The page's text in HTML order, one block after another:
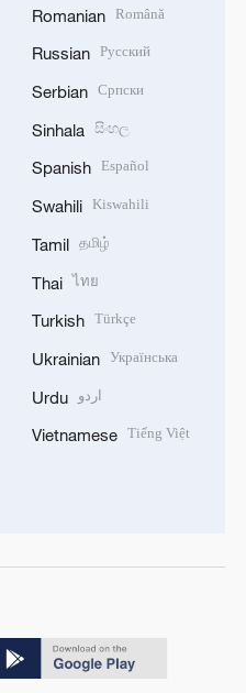
Romanian Română
Russian Русский
Serbian Српски
Sinhala සිංහල
Spanish Español
Swahili Kiswahili
Tamil தமிழ்
Thai ไทย
Turkish Türkçe
Ukrainian Українська
Urdu اردو
Vietnamese Tiếng Việt